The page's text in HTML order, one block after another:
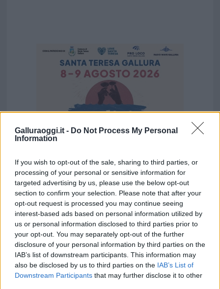
Galluraoggi.it - Do Not Process My Personal
Information
If you wish to opt-out of the sale, sharing to third parties, or
processing of your personal or sensitive information for
targeted advertising by us, please use the below opt-out
section to confirm your selection. Please note that after your
opt-out request is processed you may continue seeing
interest-based ads based on personal information utilized by
us or personal information disclosed to third parties prior to
your opt-out. You may separately opt-out of the further
disclosure of your personal information by third parties on the
IAB’s list of downstream participants. This information may
also be disclosed by us to third parties on the IAB’s List of
Downstream Participants that may further disclose it to other
Vuoi rimuovere le pubblicità nazionali?
Puoi abbonarti asoli € 1,10 al mese
cliccandoqui
Sei già abbonato?
Puoi effettuare l'accesso andando nella